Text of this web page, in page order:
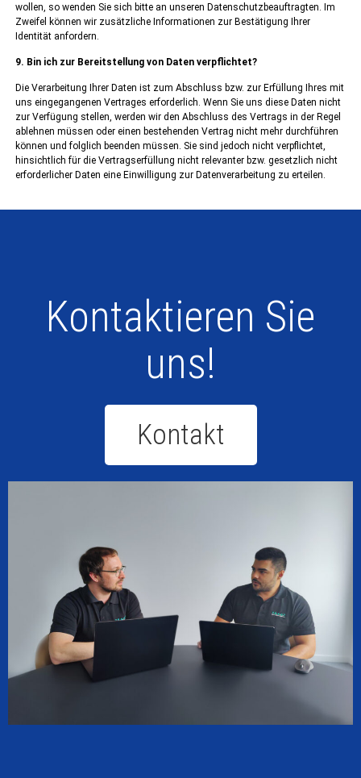
wollen, so wenden Sie sich bitte an unseren Datenschutzbeauftragten. Im
Zweifel können wir zusätzliche Informationen zur Bestätigung Ihrer
Identität anfordern.
9. Bin ich zur Bereitstellung von Daten verpflichtet?
Die Verarbeitung Ihrer Daten ist zum Abschluss bzw. zur Erfüllung Ihres mit
uns eingegangenen Vertrages erforderlich. Wenn Sie uns diese Daten nicht
zur Verfügung stellen, werden wir den Abschluss des Vertrags in der Regel
ablehnen müssen oder einen bestehenden Vertrag nicht mehr durchführen
können und folglich beenden müssen. Sie sind jedoch nicht verpflichtet,
hinsichtlich für die Vertragserfüllung nicht relevanter bzw. gesetzlich nicht
erforderlicher Daten eine Einwilligung zur Datenverarbeitung zu erteilen.
Kontaktieren Sie
uns!
Kontakt